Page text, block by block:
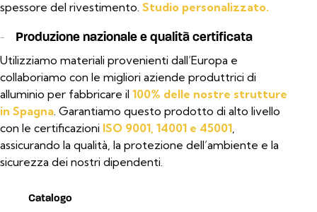
spessore del rivestimento. Studio personalizzato.
- Produzione nazionale e qualità certificata
Utilizziamo materiali provenienti dall’Europa e
collaboriamo con le migliori aziende produttrici di
alluminio per fabbricare il 100% delle nostre strutture
in Spagna . Garantiamo questo prodotto di alto livello
con le certificazioni ISO 9001, 14001 e 45001
assicurando la qualità, la protezione dell’ambiente e la
sicurezza dei nostri dipendenti.
Catalogo